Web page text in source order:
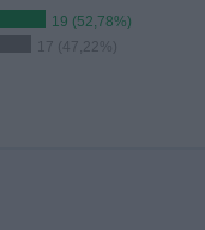
19 (52,78%)
17 (47,22%)